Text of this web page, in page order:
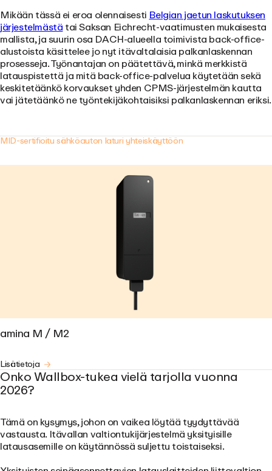
Mikään tässä ei eroa olennaisestiBelgian jaetun laskutuksen
järjestelmästätai Saksan Eichrecht-vaatimusten mukaisesta
mallista, ja suurin osa DACH-alueella toimivista back-office-
alustoista käsittelee jo nyt itävaltalaisia palkanlaskennan
prosesseja. Työnantajan on päätettävä, minkä merkkistä
latauspistettä ja mitä back-office-palvelua käytetään sekä
keskitetäänkö korvaukset yhden CPMS-järjestelmän kautta
vai jätetäänkö ne työntekijäkohtaisiksi palkanlaskennan eriksi.
MID-sertifioitu sähköauton laturi yhteiskäyttöön
amina M / M2
Lisätietoja
Onko Wallbox-tukea vielä tarjolla vuonna
2026?
Tämä on kysymys, johon on vaikea löytää tyydyttävää
vastausta. Itävallan valtiontukijärjestelmä yksityisille
latausasemille on käytännössä suljettu toistaiseksi.